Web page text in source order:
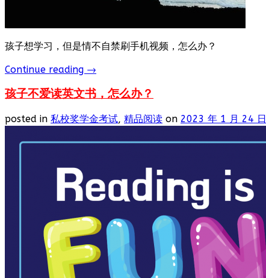
孩子想学习，但是情不自禁刷手机视频，怎么办？
Continue reading →
孩子不爱读英文书，怎么办？
posted in 私校奖学金考试, 精品阅读 on 2023 年 1 月 24 日